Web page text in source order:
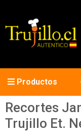
Productos
Recortes
Trujillo Et.